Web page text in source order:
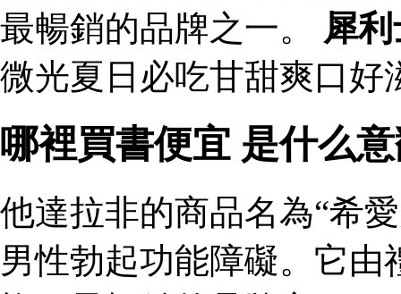
最暢銷的品牌之一。 犀
微光夏日必吃甘甜爽口好
哪裡買書便宜 是什么
他達拉非的商品名為“希
男性勃起功能障礙。它